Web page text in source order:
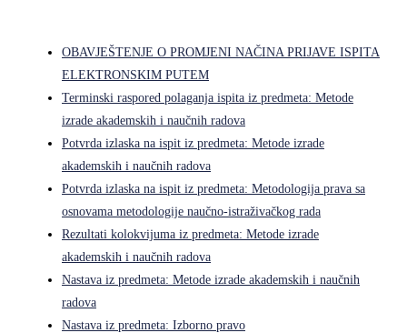
OBAVJEŠTENJE O PROMJENI NAČINA PRIJAVE ISPITA
ELEKTRONSKIM PUTEM
Terminski raspored polaganja ispita iz predmeta: Metode
izrade akademskih i naučnih radova
Potvrda izlaska na ispit iz predmeta: Metode izrade
akademskih i naučnih radova
Potvrda izlaska na ispit iz predmeta: Metodologija prava sa
osnovama metodologije naučno-istraživačkog rada
Rezultati kolokvijuma iz predmeta: Metode izrade
akademskih i naučnih radova
Nastava iz predmeta: Metode izrade akademskih i naučnih
radova
Nastava iz predmeta: Izborno pravo